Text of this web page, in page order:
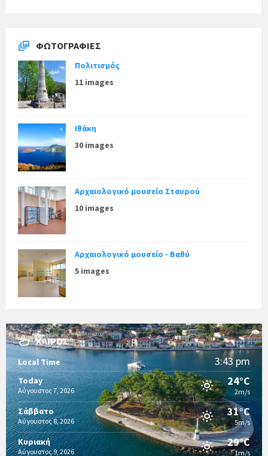
ΦΩΤΟΓΡΑΦΊΕΣ
Πολιτισμός
11 images
Ιθάκη
30 images
Αρχαιολογικό μουσείο Σταυρού
10 images
Αρχαιολογικό μουσείο - Βαθύ
5 images
ΚΑΙΡΌΣ
Local Time 3:43 pm
Today
Αύγουστος 7, 2026
24°C
2m/s
Σάββατο
Αύγουστος 8, 2026
31°C
5m/s
Κυριακή
Αύγουστος 9, 2026
29°C
1m/s